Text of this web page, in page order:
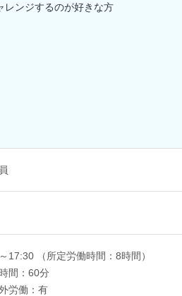
レンジするのが好きな方
17:30 （所定労働時間：8時間）
間：60分
労働：有